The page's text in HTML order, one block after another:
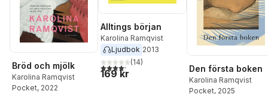
Bröd och mjölk
Karolina Ramqvist
Pocket, 2022
Alltings början
Karolina Ramqvist
Ljudbok 2013
4,2utav 5 stjärnor. Totalt antal röster:
(14)
169 kr Den första boken
Karolina Ramqvist
Pocket, 2025